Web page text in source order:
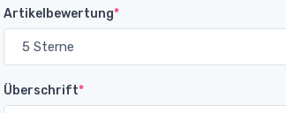
Artikelbewertung*
Überschrift*